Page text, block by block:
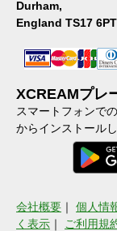
Durham,
England TS17 6PT
XCREAMプレ
スマートフォンで
からインストール
会社概要 ｜ 個人情
く表示 ｜ ご利用規